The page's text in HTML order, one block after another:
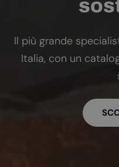
Il più grande
Italia, con un